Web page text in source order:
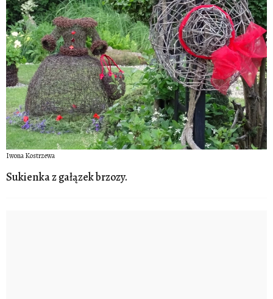
Iwona Kostrzewa
Sukienka z gałązek brzozy.